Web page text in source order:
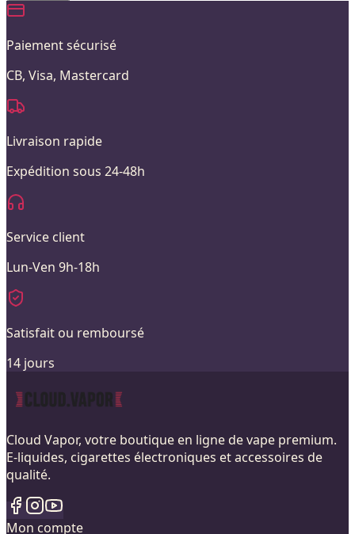
Paiement sécurisé
CB, Visa, Mastercard
Livraison rapide
Expédition sous 24-48h
Service client
Lun-Ven 9h-18h
Satisfait ou remboursé
14 jours
Cloud Vapor, votre boutique en ligne de vape premium.
E-liquides, cigarettes électroniques et accessoires de
qualité.
Mon compte